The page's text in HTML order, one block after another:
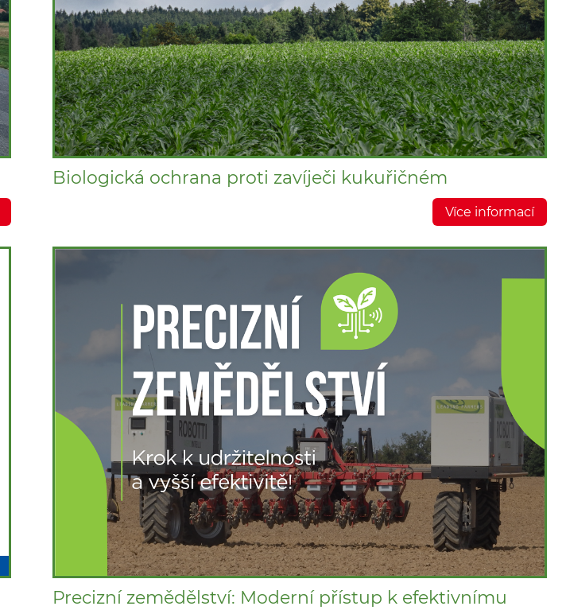
Biologická ochrana proti zavíječi kukuřičném
Více informací
Precizní zemědělství: Moderní přístup k efektivnímu